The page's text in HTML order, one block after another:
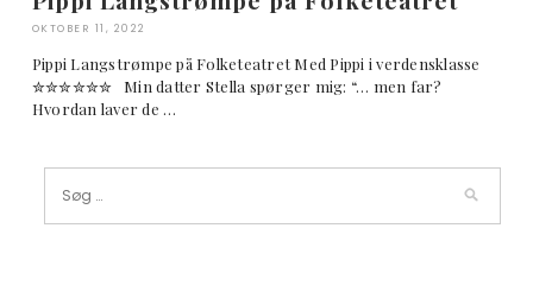
OKTOBER 11, 2022
Pippi Langstrømpe på Folketeatret Med Pippi i verdensklasse
✮✮✮✮✮✮ Min datter Stella spørger mig: “… men far?
Hvordan laver de …